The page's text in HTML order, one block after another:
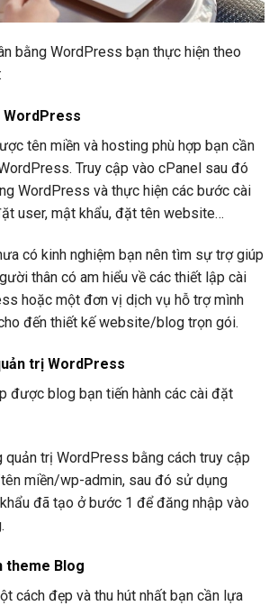
bằng WordPress bạn thực hiện theo
WordPress
tên miền và hosting phù hợp bạn cần
Truy cập vào cPanel sau đó
WordPress và thực hiện các bước cài
user, mật khẩu, đặt tên website…
có kinh nghiệm bạn nên tìm sự trợ giúp
thân có am hiểu về các thiết lập cài
hoặc một đơn vị dịch vụ hỗ trợ mình
đến thiết kế website/blog trọn gói.
trị WordPress
được blog bạn tiến hành các cài đặt
quản trị WordPress bằng cách truy cập
miền/wp-admin, sau đó sử dụng
đã tạo ở bước 1 để đăng nhập vào
theme Blog
cách đẹp và thu hút nhất bạn cần lựa